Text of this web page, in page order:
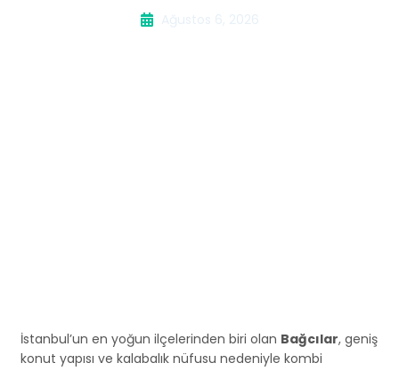
Ağustos 6, 2026
İstanbul’un en yoğun ilçelerinden biri olan Bağcılar, geniş
konut yapısı ve kalabalık nüfusu nedeniyle kombi